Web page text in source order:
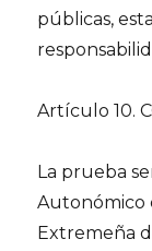
públicas,
Artículo 10.
La prueba
Autonómico
Extremeña